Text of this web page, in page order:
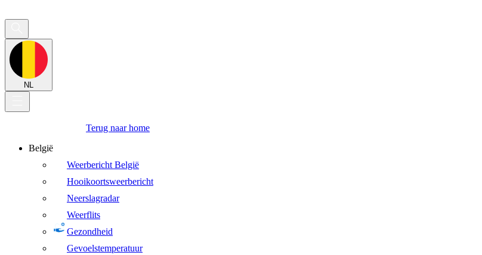
NL
Terug naar home
België
Weerbericht België
Hooikoortsweerbericht
Neerslagradar
Weerflits
Gezondheid
Gevoelstemperatuur